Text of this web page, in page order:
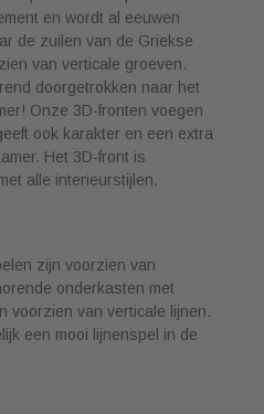
en wordt al eeuwen
de zuilen van de Griekse
van verticale groeven.
doorgetrokken naar het
Onze 3D-fronten voegen
ook karakter en een extra
Het 3D-front is
alle interieurstijlen.
zijn voorzien van
onderkasten met
voorzien van verticale lijnen.
een mooi lijnenspel in de